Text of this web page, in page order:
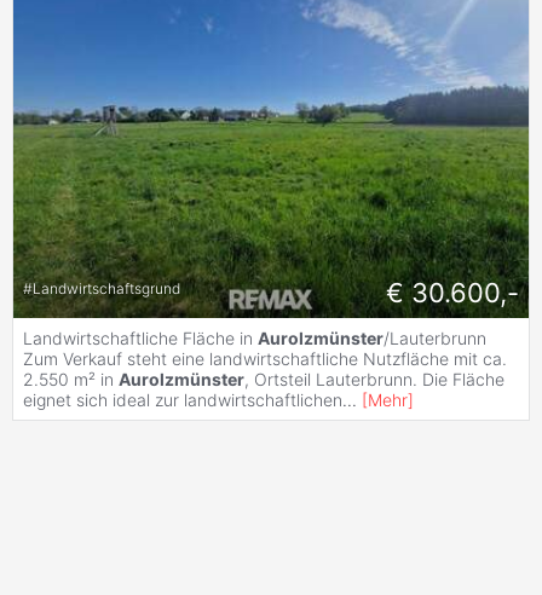
#Landwirtschaftsgrund € 30.600,-
Landwirtschaftliche Fläche in Aurolzmünster/Lauterbrunn
Zum Verkauf steht eine landwirtschaftliche Nutzfläche mit ca.
2.550 m² in Aurolzmünster, Ortsteil Lauterbrunn. Die Fläche
eignet sich ideal zur landwirtschaftlichen... [Mehr]